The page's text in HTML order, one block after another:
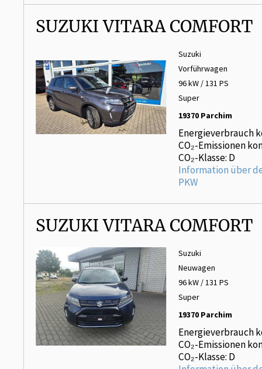
SUZUKI VITARA COMFORT
Suzuki
Vorführwagen
96 kW / 131 PS
Super
19370 Parchim
Energieverbrauch
CO₂-Emissionen
CO₂-Klasse: D
Information über
PKW
SUZUKI VITARA COMFORT
Suzuki
Neuwagen
96 kW / 131 PS
Super
19370 Parchim
Energieverbrauch
CO₂-Emissionen
CO₂-Klasse: D